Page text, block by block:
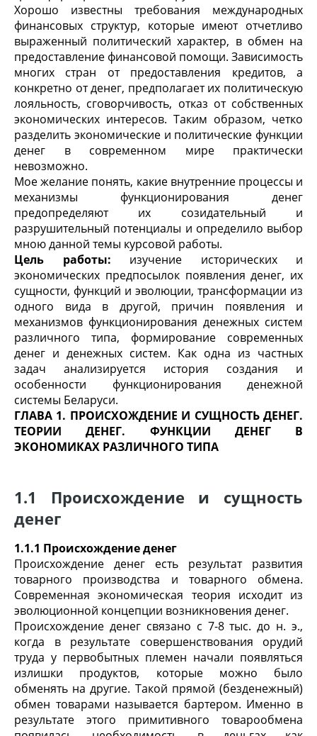
Хорошо известны требования международных
финансовых структур, которые имеют отчетливо
выраженный политический характер, в обмен на
предоставление финансовой помощи. Зависимость
многих стран от предоставления кредитов, а
конкретно от денег, предполагает их политическую
лояльность, сговорчивость, отказ от собственных
экономических интересов. Таким образом, четко
разделить экономические и политические функции
денег в современном мире практически
невозможно.
Мое желание понять, какие внутренние процессы и
механизмы функционирования денег
предопределяют их созидательный и
разрушительный потенциалы и определило выбор
мною данной темы курсовой работы.
Цель работы: изучение исторических и
экономических предпосылок появления денег, их
сущности, функций и эволюции, трансформации из
одного вида в другой, причин появления и
механизмов функционирования денежных систем
различного типа, формирование современных
денег и денежных систем. Как одна из частных
задач анализируется история создания и
особенности функционирования денежной
системы Беларуси.
ГЛАВА 1. ПРОИСХОЖДЕНИЕ И СУЩНОСТЬ ДЕНЕГ.
ТЕОРИИ ДЕНЕГ. ФУНКЦИИ ДЕНЕГ В
ЭКОНОМИКАХ РАЗЛИЧНОГО ТИПА
1.1 Происхождение и сущность
денег
1.1.1 Происхождение денег
Происхождение денег есть результат развития
товарного производства и товарного обмена.
Современная экономическая теория исходит из
эволюционной концепции возникновения денег.
Происхождение денег связано с 7-8 тыс. до н. э.,
когда в результате совершенствования орудий
труда у первобытных племен начали появляться
излишки продуктов, которые можно было
обменять на другие. Такой прямой (безденежный)
обмен товарами называется бартером. Именно в
результате этого примитивного товарообмена